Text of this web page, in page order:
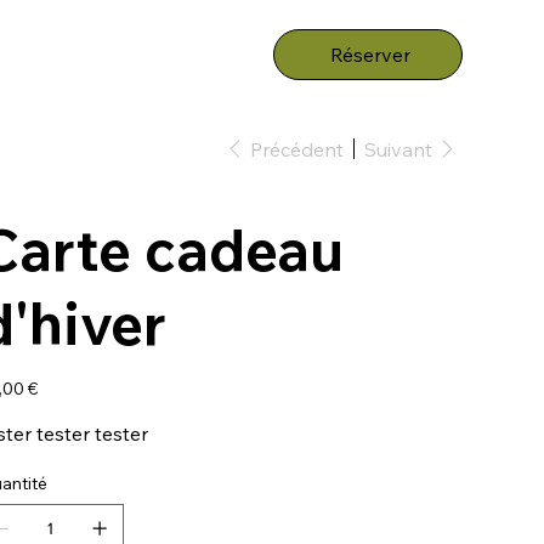
Réserver
Précédent Suivant
cadeau
€
tester tester